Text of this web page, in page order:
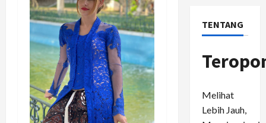
TENTANG
Melihat
Lebih Jauh,